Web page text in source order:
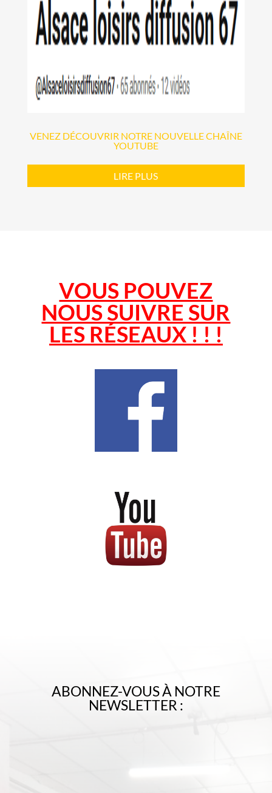
VENEZ DÉCOUVRIR NOTRE NOUVELLE CHAÎNE
YOUTUBE
LIRE PLUS
VOUS POUVEZ
NOUS SUIVRE SUR
LES RÉSEAUX ! ! !
ABONNEZ-VOUS À NOTRE
NEWSLETTER :